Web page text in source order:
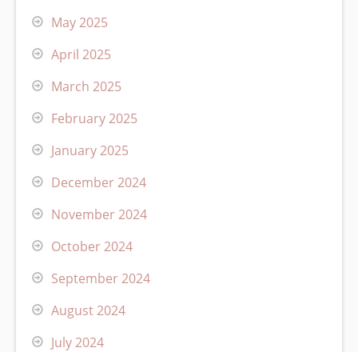
May 2025
April 2025
March 2025
February 2025
January 2025
December 2024
November 2024
October 2024
September 2024
August 2024
July 2024